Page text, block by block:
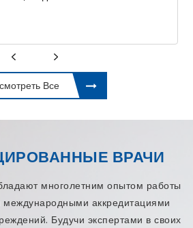
Все
ВРАЧИ
многолетним опытом работы
международными аккредитациями
Будучи экспертами в своих